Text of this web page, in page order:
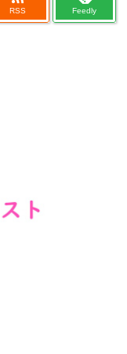
RSS Feedly